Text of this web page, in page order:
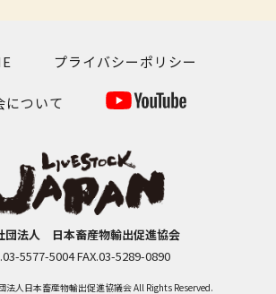
プライバシーポリシー
について
団法人 日本畜産物輸出促進協会
5577-5004 FAX.03-5289-0890
法人日本畜産物輸出促進協議会 All Rights Reserved.